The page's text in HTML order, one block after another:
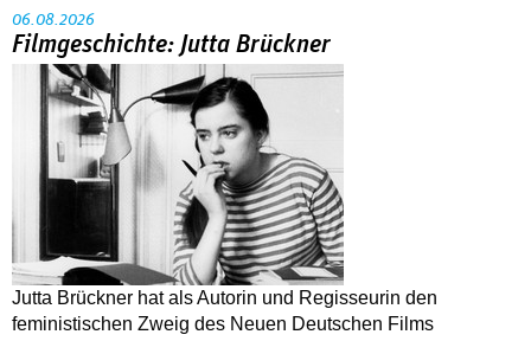
06.08.2026
Filmgeschichte: Jutta Brückner
Jutta Brückner hat als Autorin und Regisseurin den
feministischen Zweig des Neuen Deutschen Films